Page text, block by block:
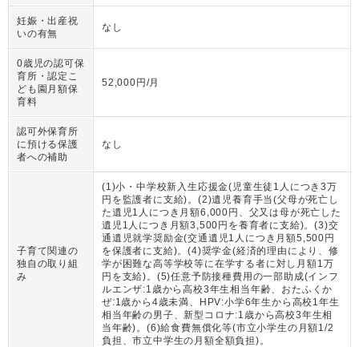
妊娠・出産祝
いの有無
なし
0歳児の認可保
育所・認定こ
ども園月額保
育料
52,000円/月
認可外保育所
に預ける保護
者への補助
なし
子育て関連の
独自の取り組
み
(1)小・中学校新入生応援金(児童生徒1人につき3万
円を監護者に支給)。(2)遺児養育手当(父母が死亡し
た遺児1人につき月額6,000円、父又は母が死亡した
遺児1人につき月額3,500円を養育者に支給)。(3)交
通遺児就学奨励金(交通遺児1人につき月額5,500円
を保護者に支給)。(4)奨学金(経済的理由により、修
学が困難な高等学校等に在学する者に対し月額1万
円を支給)。(5)任意予防接種費用の一部助成(インフ
ルエンザ:1歳から高校3年生相当年齢、おたふくか
ぜ:1歳から4歳未満、HPV:小学6年生から高校1年生
相当年齢の男子、新型コロナ:1歳から高校3年生相
当年齢)。(6)給食費無償化等(市立小学生の月額1/2
負担、市立中学生の月額全額負担)。